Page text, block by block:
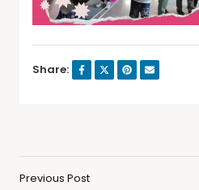
Share:
Previous Post